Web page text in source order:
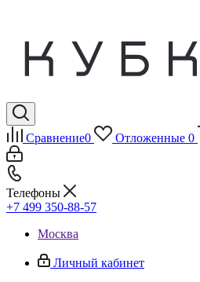
Сравнение0 Отложенные 0
Телефоны
+7 499 350-88-57
Москва
Личный кабинет